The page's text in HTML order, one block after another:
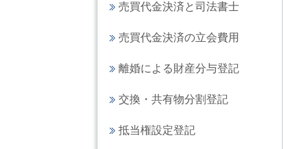
売買代金決済と司法書士
売買代金決済の立会費用
離婚による財産分与登記
交換・共有物分割登記
抵当権設定登記